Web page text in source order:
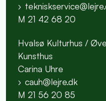
M 21 42 68 20
Hvalsø Kulturhus /
Kunsthus
Carina Uhre
cauh@lejre.dk
M 21 56 20 85